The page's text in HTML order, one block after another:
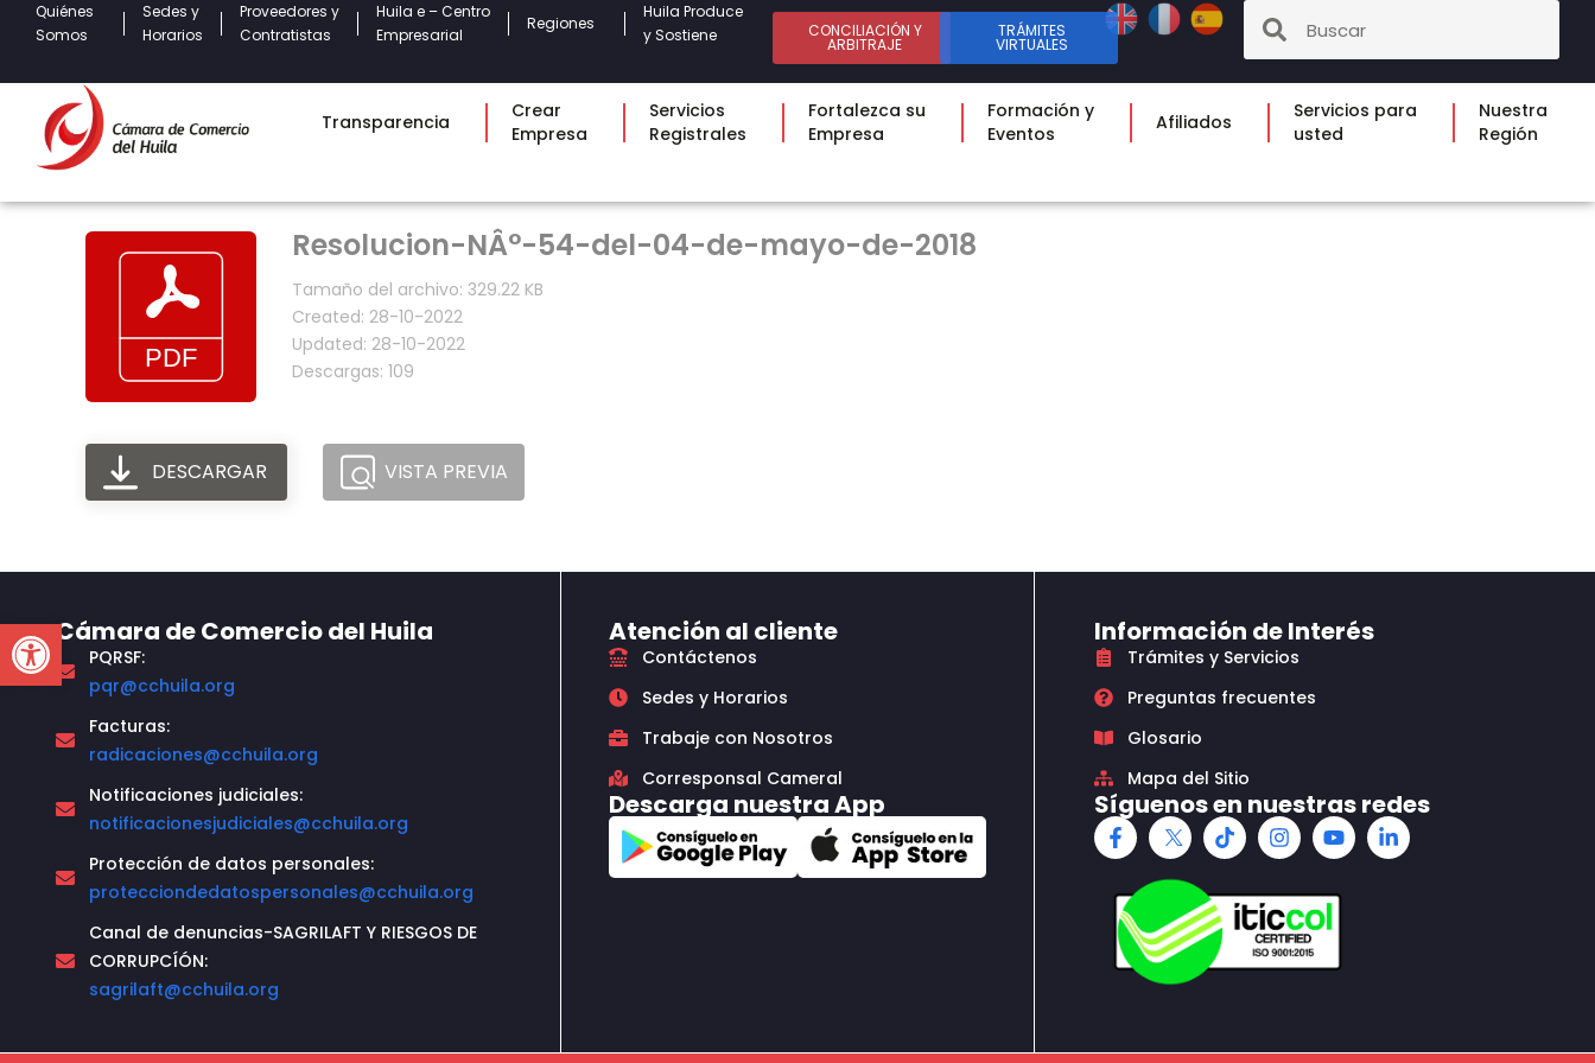
Open toolbar
Quiénes
Somos
Sedes y
Horarios
Proveedores y
Contratistas
Huila e – Centro
Empresarial
Regiones
Huila Produce
y Sostiene
CONCILIACIÓN Y
ARBITRAJE
TRÁMITES
VIRTUALES
Transparencia
Crear
Empresa
Servicios
Registrales
Fortalezca su
Empresa
Formación y
Eventos
Afiliados
Servicios para
usted
Nuestra
Región
Resolucion-NÂ°-54-del-04-de-mayo-de-2018
Tamaño del archivo: 329.22 KB
Created: 28-10-2022
Updated: 28-10-2022
Descargas: 109
DESCARGAR VISTA PREVIA
Cámara de Comercio del Huila
PQRSF:
pqr@cchuila.org
Facturas:
radicaciones@cchuila.org
Notificaciones judiciales:
notificacionesjudiciales@cchuila.org
Protección de datos personales:
protecciondedatospersonales@cchuila.org
Canal de denuncias-SAGRILAFT Y RIESGOS DE
CORRUPCÍÓN:
sagrilaft@cchuila.org
Atención al cliente
Contáctenos
Sedes y Horarios
Trabaje con Nosotros
Corresponsal Cameral
Descarga nuestra App
Información de Interés
Trámites y Servicios
Preguntas frecuentes
Glosario
Mapa del Sitio
Síguenos en nuestras redes